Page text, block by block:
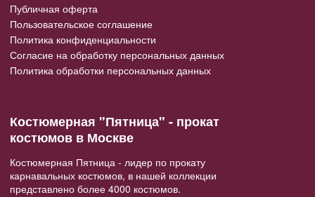
Публичная оферта
Пользовательское соглашение
Политика конфиденциальности
Согласие на обработку персональных данных
Политика обработки персональных данных
Костюмерная "Пятница" - прокат
костюмов в Москве
Костюмерная Пятница - лидер по прокату
карнавальных костюмов, в нашей коллекции
представлено более 4000 костюмов.